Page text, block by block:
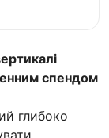
спендом
глибоко